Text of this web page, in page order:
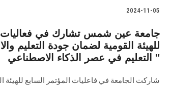
2024-11-05
جامعة عين شمس تشارك في فعاليات
للهيئة القومية لضمان جودة التعليم
التعليم في عصر الذكاء الاصطناعي "
شاركت الجامعة في ‏فاعليات المؤتمر السابع للهيئة